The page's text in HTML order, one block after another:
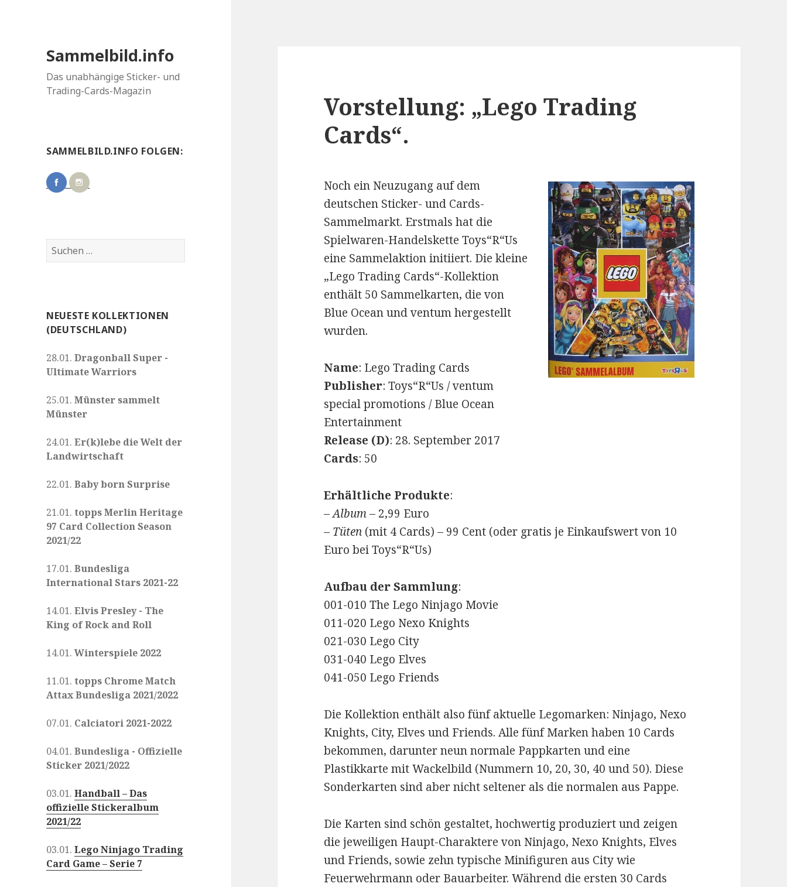
Sammelbild.info
Das unabhängige Sticker- und
Trading-Cards-Magazin
SAMMELBILD.INFO FOLGEN:
Suchen
nach:
NEUESTE KOLLEKTIONEN
(DEUTSCHLAND)
28.01.Dragonball Super -
Ultimate Warriors
25.01.Münster sammelt
Münster
24.01.Er(k)lebe die Welt der
Landwirtschaft
22.01.Baby born Surprise
21.01.topps Merlin Heritage
97 Card Collection Season
2021/22
17.01.Bundesliga
International Stars 2021-22
14.01.Elvis Presley - The
King of Rock and Roll
14.01.Winterspiele 2022
11.01.topps Chrome Match
Attax Bundesliga 2021/2022
07.01. Calciatori 2021-2022
04.01.Bundesliga - Offizielle
Sticker 2021/2022
03.01.Handball – Das
offizielle Stickeralbum
2021/22
03.01.Lego Ninjago Trading
Card Game – Serie 7
Vorstellung: „Lego Trading
Cards“.
Noch ein Neuzugang auf dem
deutschen Sticker- und Cards-
Sammelmarkt. Erstmals hat die
Spielwaren-Handelskette Toys“R“Us
eine Sammelaktion initiiert. Die kleine
„Lego Trading Cards“-Kollektion
enthält 50 Sammelkarten, die von
Blue Ocean und ventum hergestellt
wurden.
Name: Lego Trading Cards
Publisher: Toys“R“Us / ventum
special promotions / Blue Ocean
Entertainment
Release (D): 28. September 2017
Cards: 50
Erhältliche Produkte:
–Album– 2,99 Euro
– Tüten (mit 4 Cards) – 99 Cent (oder gratis je Einkaufswert von 10
Euro bei Toys“R“Us)
Aufbau der Sammlung:
001-010 The Lego Ninjago Movie
011-020 Lego Nexo Knights
021-030 Lego City
031-040 Lego Elves
041-050 Lego Friends
Die Kollektion enthält also fünf aktuelle Legomarken: Ninjago, Nexo
Knights, City, Elves und Friends. Alle fünf Marken haben 10 Cards
bekommen, darunter neun normale Pappkarten und eine
Plastikkarte mit Wackelbild (Nummern 10, 20, 30, 40 und 50). Diese
Sonderkarten sind aber nicht seltener als die normalen aus Pappe.
Die Karten sind schön gestaltet, hochwertig produziert und zeigen
die jeweiligen Haupt-Charaktere von Ninjago, Nexo Knights, Elves
und Friends, sowie zehn typische Minifiguren aus City wie
Feuerwehrmann oder Bauarbeiter. Während die ersten 30 Cards